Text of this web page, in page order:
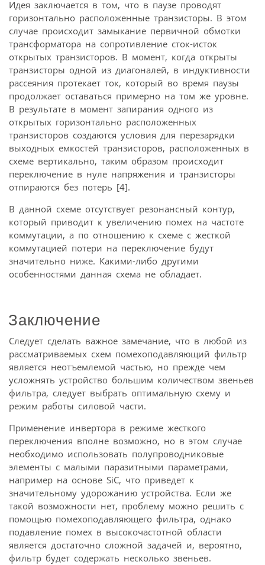
Идея заключается в том, что в паузе проводят
горизонтально расположенные транзисторы. В этом
случае происходит замыкание первичной обмотки
трансформатора на сопротивление сток-исток
открытых транзисторов. В момент, когда открыты
транзисторы одной из диагоналей, в индуктивности
рассеяния протекает ток, который во время паузы
продолжает оставаться примерно на том же уровне.
В результате в момент запирания одного из
открытых горизонтально расположенных
транзисторов создаются условия для перезарядки
выходных емкостей транзисторов, расположенных в
схеме вертикально, таким образом происходит
переключение в нуле напряжения и транзисторы
отпираются без потерь [4].
В данной схеме отсутствует резонансный контур,
который приводит к увеличению помех на частоте
коммутации, а по отношению к схеме с жесткой
коммутацией потери на переключение будут
значительно ниже. Какими-либо другими
особенностями данная схема не обладает.
Заключение
Следует сделать важное замечание, что в любой из
рассматриваемых схем помехо­подавляющий фильтр
является неотъемлемой частью, но прежде чем
усложнять устройство большим количеством звеньев
фильтра, следует выбрать оптимальную схему и
режим работы силовой части.
Применение инвертора в режиме жесткого
переключения вполне возможно, но в этом случае
необходимо использовать полупроводниковые
элементы с малыми паразитными параметрами,
например на основе SiC, что приведет к
значительному удорожанию устройства. Если же
такой возможности нет, проблему можно решить с
помощью помехоподавляющего фильтра, однако
подавление помех в высокочастотной области
является достаточно сложной задачей и, вероятно,
фильтр будет содержать несколько звеньев.